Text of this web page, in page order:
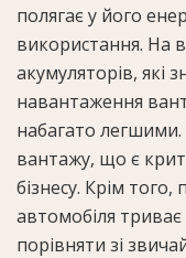
полягає у його
використання. На
акумуляторів, які
навантаження
набагато
вантажу, що є
бізнесу. Крім
автомобіля
порівняти зі